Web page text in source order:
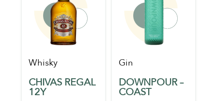
Whisky
CHIVAS REGAL
12Y
Gin
DOWNPOUR –
COAST